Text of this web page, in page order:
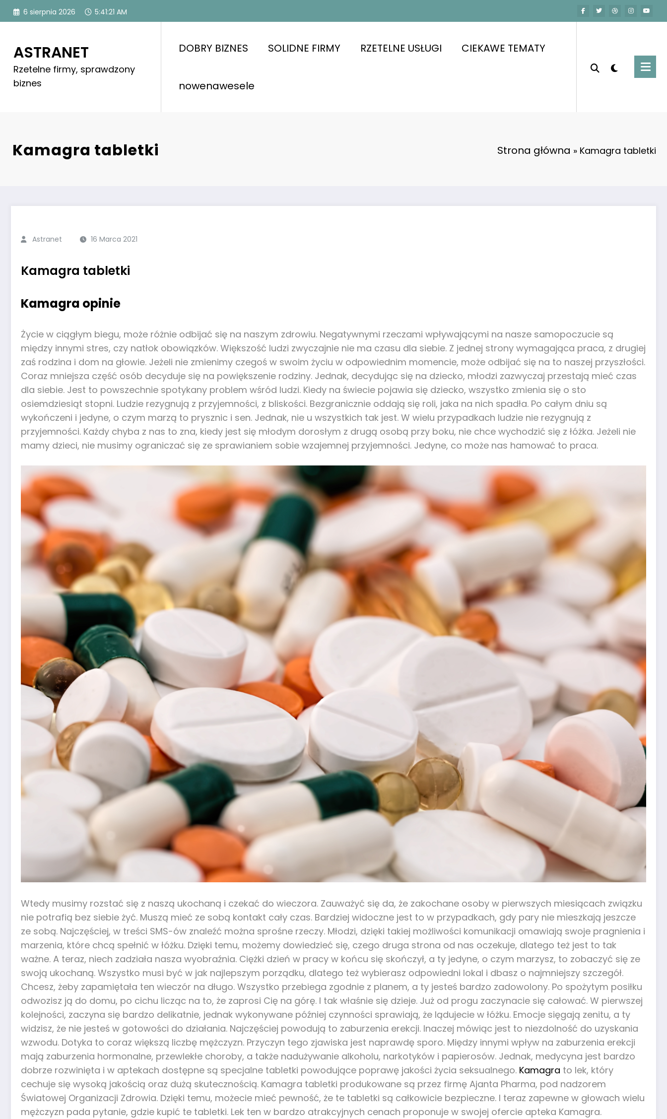
Skip
6 sierpnia 2026 5:41:22 AM
ASTRANET
Rzetelne firmy, sprawdzony
biznes
DOBRY BIZNES SOLIDNE FIRMY RZETELNE USŁUGI CIEKAWE TEMATY
nowenawesele
Kamagra tabletki Strona główna » Kamagra tabletki
Astranet 16 Marca 2021
Kamagra tabletki
Kamagra opinie
Życie w ciągłym biegu, może różnie odbijać się na naszym zdrowiu. Negatywnymi rzeczami wpływającymi na nasze samopoczucie są
między innymi stres, czy natłok obowiązków. Większość ludzi zwyczajnie nie ma czasu dla siebie. Z jednej strony wymagająca praca, z drugiej
zaś rodzina i dom na głowie. Jeżeli nie zmienimy czegoś w swoim życiu w odpowiednim momencie, może odbijać się na to naszej przyszłości.
Coraz mniejsza część osób decyduje się na powiększenie rodziny. Jednak, decydując się na dziecko, młodzi zazwyczaj przestają mieć czas
dla siebie. Jest to powszechnie spotykany problem wśród ludzi. Kiedy na świecie pojawia się dziecko, wszystko zmienia się o sto
osiemdziesiąt stopni. Ludzie rezygnują z przyjemności, z bliskości. Bezgranicznie oddają się roli, jaka na nich spadła. Po całym dniu są
wykończeni i jedyne, o czym marzą to prysznic i sen. Jednak, nie u wszystkich tak jest. W wielu przypadkach ludzie nie rezygnują z
przyjemności. Każdy chyba z nas to zna, kiedy jest się młodym dorosłym z drugą osobą przy boku, nie chce wychodzić się z łóżka. Jeżeli nie
mamy dzieci, nie musimy ograniczać się ze sprawianiem sobie wzajemnej przyjemności. Jedyne, co może nas hamować to praca.
Wtedy musimy rozstać się z naszą ukochaną i czekać do wieczora. Zauważyć się da, że zakochane osoby w pierwszych miesiącach związku
nie potrafią bez siebie żyć. Muszą mieć ze sobą kontakt cały czas. Bardziej widoczne jest to w przypadkach, gdy pary nie mieszkają jeszcze
ze sobą. Najczęściej, w treści SMS-ów znaleźć można sprośne rzeczy. Młodzi, dzięki takiej możliwości komunikacji omawiają swoje pragnienia i
marzenia, które chcą spełnić w łóżku. Dzięki temu, możemy dowiedzieć się, czego druga strona od nas oczekuje, dlatego też jest to tak
ważne. A teraz, niech zadziała nasza wyobraźnia. Ciężki dzień w pracy w końcu się skończył, a ty jedyne, o czym marzysz, to zobaczyć się ze
swoją ukochaną. Wszystko musi być w jak najlepszym porządku, dlatego też wybierasz odpowiedni lokal i dbasz o najmniejszy szczegół.
Chcesz, żeby zapamiętała ten wieczór na długo. Wszystko przebiega zgodnie z planem, a ty jesteś bardzo zadowolony. Po spożytym posiłku
odwozisz ją do domu, po cichu licząc na to, że zaprosi Cię na górę. I tak właśnie się dzieje. Już od progu zaczynacie się całować. W pierwszej
kolejności, zaczyna się bardzo delikatnie, jednak wykonywane później czynności sprawiają, że lądujecie w łóżku. Emocje sięgają zenitu, a ty
widzisz, że nie jesteś w gotowości do działania. Najczęściej powodują to zaburzenia erekcji. Inaczej mówiąc jest to niezdolność do uzyskania
wzwodu. Dotyka to coraz większą liczbę mężczyzn. Przyczyn tego zjawiska jest naprawdę sporo. Między innymi wpływ na zaburzenia erekcji
mają zaburzenia hormonalne, przewlekłe choroby, a także nadużywanie alkoholu, narkotyków i papierosów. Jednak, medycyna jest bardzo
dobrze rozwinięta i w aptekach dostępne są specjalne tabletki powodujące poprawę jakości życia seksualnego. Kamagra to lek, który
cechuje się wysoką jakością oraz dużą skutecznością. Kamagra tabletki produkowane są przez firmę Ajanta Pharma, pod nadzorem
Światowej Organizacji Zdrowia. Dzięki temu, możecie mieć pewność, że te tabletki są całkowicie bezpieczne. I teraz zapewne w głowach wielu
mężczyzn pada pytanie, gdzie kupić te tabletki. Lek ten w bardzo atrakcyjnych cenach proponuje w swojej ofercie apteka Kamagra.